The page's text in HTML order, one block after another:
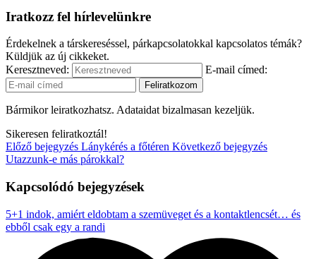
Iratkozz fel hírlevelünkre
Érdekelnek a társkereséssel, párkapcsolatokkal kapcsolatos témák?
Küldjük az új cikkeket.
Keresztneved:
E-mail címed:
Bármikor leiratkozhatsz. Adataidat bizalmasan kezeljük.
Sikeresen feliratkoztál!
Előző bejegyzés Lánykérés a főtéren Következő bejegyzés
Utazzunk-e más párokkal?
Kapcsolódó bejegyzések
5+1 indok, amiért eldobtam a szemüveget és a kontaktlencsét… és
ebből csak egy a randi